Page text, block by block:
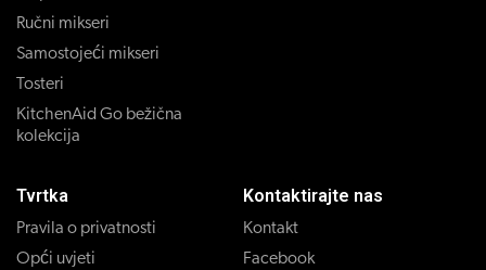
Ručni mikseri
Samostojeći mikseri
Tosteri
KitchenAid Go bežična
kolekcija
Tvrtka
Pravila o privatnosti
Opći uvjeti
Kontaktirajte nas
Kontakt
Facebook